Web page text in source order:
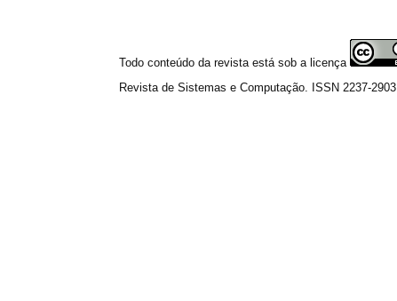
Todo conteúdo da revista está sob a licença
Revista de Sistemas e Computação. ISSN 2237-2903